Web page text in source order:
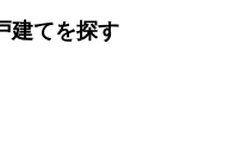
建てを探す